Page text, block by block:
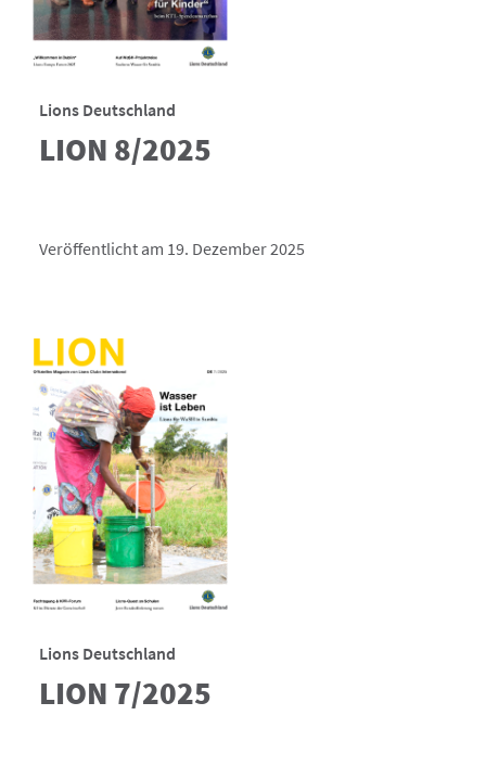
Lions Deutschland
LION 8/2025
Veröffentlicht am 19. Dezember 2025
Lions Deutschland
LION 7/2025